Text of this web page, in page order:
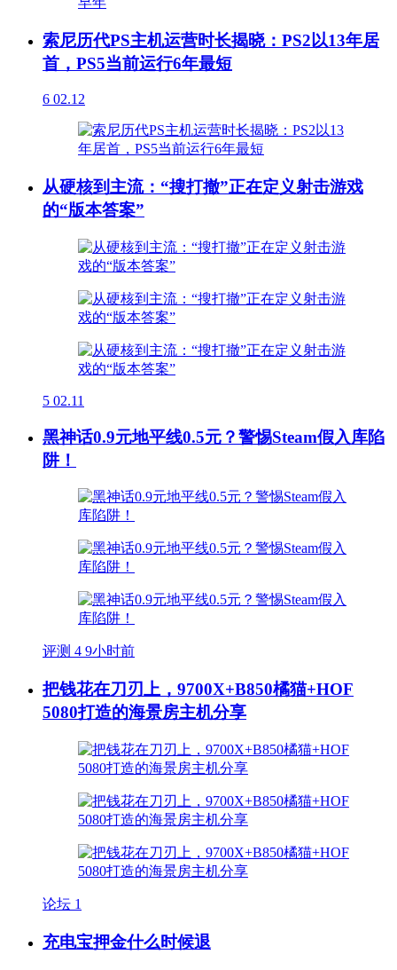
索尼历代PS主机运营时长揭晓：PS2以13年居
首，PS5当前运行6年最短
6 02.12
从硬核到主流：“搜打撤”正在定义射击游戏
的“版本答案”
5 02.11
黑神话0.9元地平线0.5元？警惕Steam假入库陷
阱！
评测 4 9小时前
把钱花在刀刃上，9700X+B850橘猫+HOF
5080打造的海景房主机分享
论坛 1
充电宝押金什么时候退